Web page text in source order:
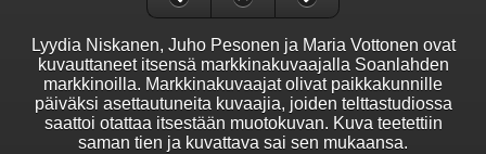
Lyydia Niskanen, Juho Pesonen ja Maria Vottonen ovat
kuvauttaneet itsensä markkinakuvaajalla Soanlahden
markkinoilla. Markkinakuvaajat olivat paikkakunnille
päiväksi asettautuneita kuvaajia, joiden telttastudiossa
saattoi otattaa itsestään muotokuvan. Kuva teetettiin
saman tien ja kuvattava sai sen mukaansa.